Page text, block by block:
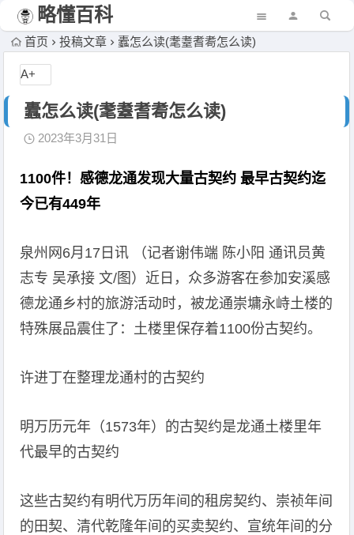
略懂百科
首页 投稿文章 蠹怎么读(耄耋耆耈怎么读)
蠹怎么读(耄耋耆耈怎么读)
2023年3月31日
1100件！感德龙通发现大量古契约 最早古契约迄
今已有449年
泉州网6月17日讯 （记者谢伟端 陈小阳 通讯员黄
志专 吴承接 文/图）近日，众多游客在参加安溪感
德龙通乡村的旅游活动时，被龙通崇墉永峙土楼的
特殊展品震住了：土楼里保存着1100份古契约。
许进丁在整理龙通村的古契约
明万历元年（1573年）的古契约是龙通土楼里年
代最早的古契约
这些古契约有明代万历年间的租房契约、崇祯年间
的田契、清代乾隆年间的买卖契约、宣统年间的分
A+